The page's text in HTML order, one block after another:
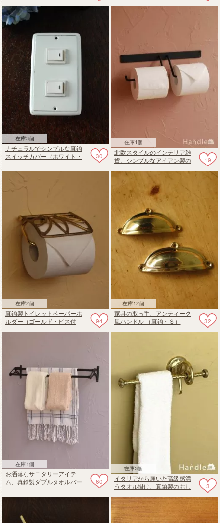
在庫3個
30
ナチュラルでシンプルな真鍮
スイッチカバー（ホワイト・
在庫1個
19
北欧スタイルのインテリア雑
貨、シンプルなアイアン製の
セット)
在庫2個
94
真鍮製トイレットペーパーホ
ルダー（ゴールド・ビス付
在庫12個
32
家具の取っ手、アンティーク
風ハンドル （真鍮・Ｓ）
在庫1個
60
お洒落なサニタリーアイテ
ム、真鍮製ダブルタオルバー
在庫3個
3
イタリアから届いた高級感漂
うタオル掛け、真鍮製のおし
ルバー